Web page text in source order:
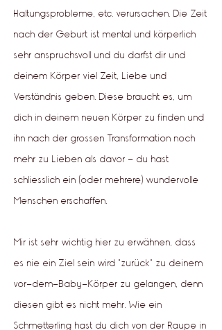
Haltungsprobleme, etc. verursachen. Die Zeit
nach der Geburt ist mental und körperlich
sehr anspruchsvoll und du darfst dir und
deinem Körper viel Zeit, Liebe und
Verständnis geben. Diese braucht es, um
dich in deinem neuen Körper zu finden und
ihn nach der grossen Transformation noch
mehr zu Lieben als davor - du hast
schliesslich ein (oder mehrere) wundervolle
Menschen erschaffen.
Mir ist sehr wichtig hier zu erwähnen, dass
es nie ein Ziel sein wird "zurück" zu deinem
vor-dem-Baby-Körper zu gelangen, denn
diesen gibt es nicht mehr. Wie ein
Schmetterling hast du dich von der Raupe in